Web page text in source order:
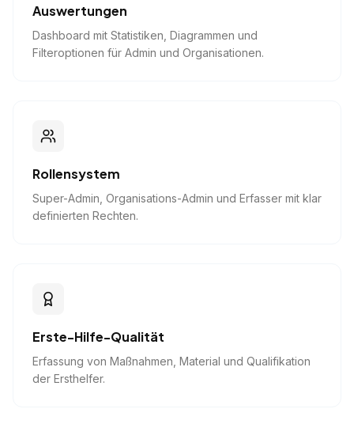
Auswertungen
Dashboard mit Statistiken, Diagrammen und
Filteroptionen für Admin und Organisationen.
Rollensystem
Super-Admin, Organisations-Admin und Erfasser mit klar
definierten Rechten.
Erste-Hilfe-Qualität
Erfassung von Maßnahmen, Material und Qualifikation
der Ersthelfer.